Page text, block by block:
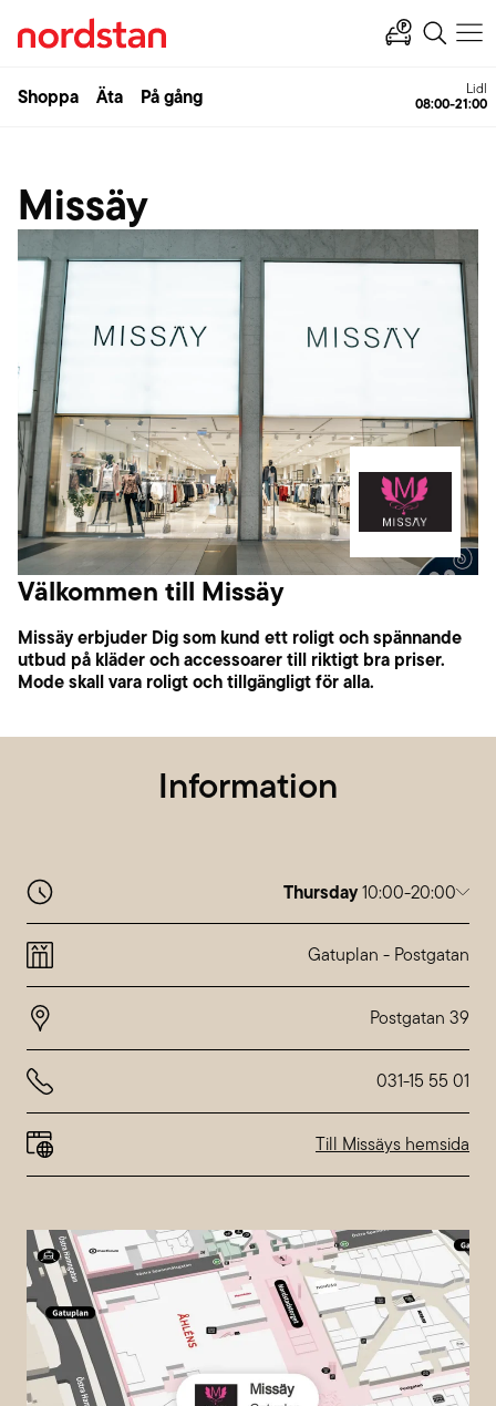
Shoppa Äta På gång Lidl
08:00-21:00
Missäy
Välkommen till Missäy
Missäy erbjuder Dig som kund ett roligt och spännande
utbud på kläder och accessoarer till riktigt bra priser.
Mode skall vara roligt och tillgängligt för alla.
Information
Thursday10:00-20:00
Monday
10:00-20:00
10:00-20:00
10:00-20:00
Special hours atNordstan
Gatuplan - Postgatan
031-15 55 01
Till Missäys hemsida